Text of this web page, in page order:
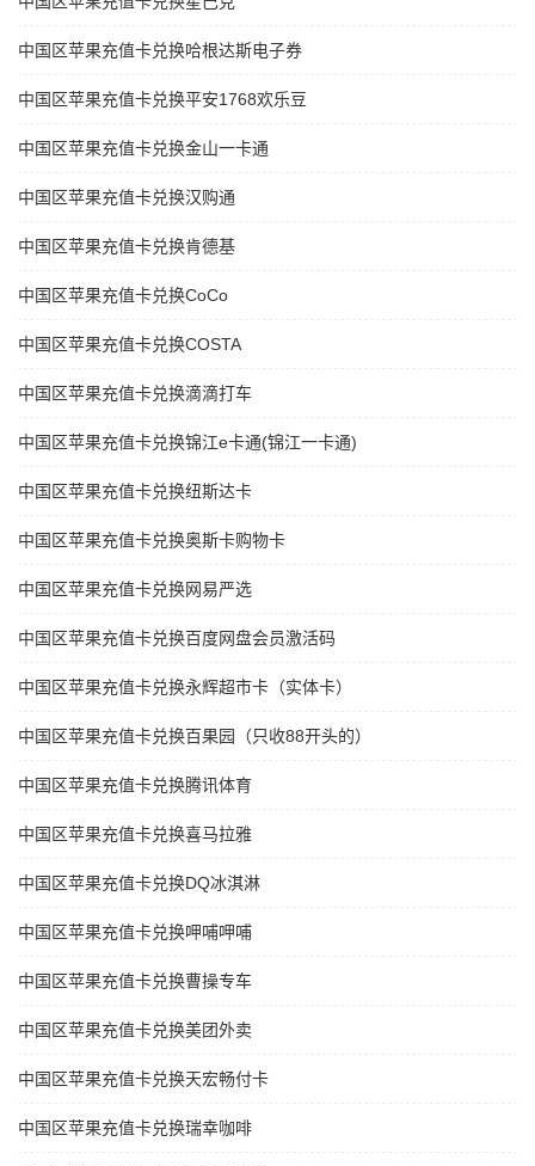
中国区苹果充值卡兑换哈根达斯电子券
中国区苹果充值卡兑换平安1768欢乐豆
中国区苹果充值卡兑换金山一卡通
中国区苹果充值卡兑换汉购通
中国区苹果充值卡兑换肯德基
中国区苹果充值卡兑换CoCo
中国区苹果充值卡兑换COSTA
中国区苹果充值卡兑换滴滴打车
中国区苹果充值卡兑换锦江e卡通(锦江一卡通)
中国区苹果充值卡兑换纽斯达卡
中国区苹果充值卡兑换奥斯卡购物卡
中国区苹果充值卡兑换网易严选
中国区苹果充值卡兑换百度网盘会员激活码
中国区苹果充值卡兑换永辉超市卡（实体卡）
中国区苹果充值卡兑换百果园（只收88开头的）
中国区苹果充值卡兑换腾讯体育
中国区苹果充值卡兑换喜马拉雅
中国区苹果充值卡兑换DQ冰淇淋
中国区苹果充值卡兑换呷哺呷哺
中国区苹果充值卡兑换曹操专车
中国区苹果充值卡兑换美团外卖
中国区苹果充值卡兑换天宏畅付卡
中国区苹果充值卡兑换瑞幸咖啡